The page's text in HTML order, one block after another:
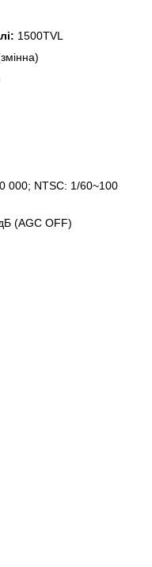
1500TVL
000; NTSC: 1/60~100
(AGC OFF)